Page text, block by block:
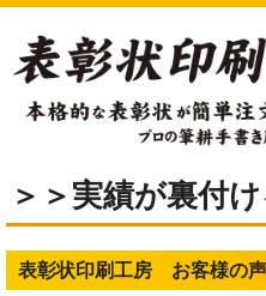
＞＞実績が裏付
表彰状印刷工房 お客様